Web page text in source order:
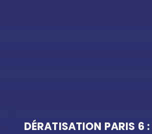
DÉRATISATION PARIS 6 :